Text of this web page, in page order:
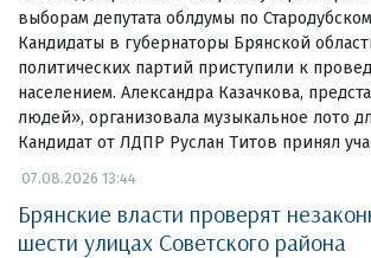
выборам депутата облдумы по
Кандидаты в губернаторы Брянской
политических партий приступили к
населением. Александра Казачкова,
людей», организовала музыкальное лото
Кандидат от ЛДПР Руслан Титов принял
07.08.2026 13:44
Брянские власти проверят
шести улицах Советского района